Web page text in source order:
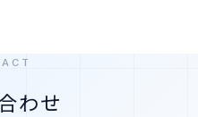
わせ